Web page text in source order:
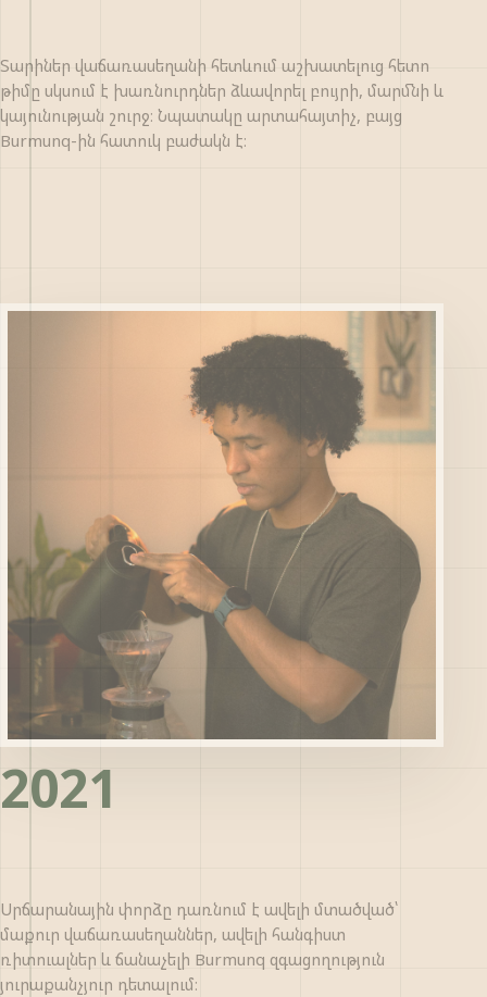
Տարիներ վաճառասեղանի հետևում աշխատելուց հետո
թիմը սկսում է խառնուրդներ ձևավորել բույրի, մարմնի և
կայունության շուրջ։ Նպատակը արտահայտիչ, բայց
Burmunq-ին հատուկ բաժակն է։
2021
Սրճարանային փորձը դառնում է ավելի մտածված՝
մաքուր վաճառասեղաններ, ավելի հանգիստ
ռիտուալներ և ճանաչելի Burmunq զգացողություն
յուրաքանչյուր դետալում։